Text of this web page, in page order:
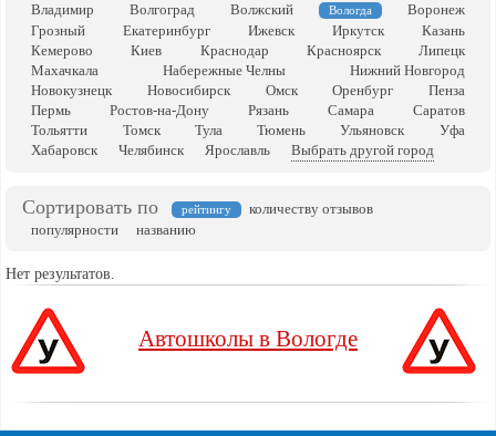
Владимир
Волгоград Волжский Вологда
Воронеж
Грозный
Екатеринбург Ижевск Иркутск
Казань
Кемерово
Киев Краснодар Красноярск
Липецк
Махачкала
Набережные Челны
Нижний Новгород
Новокузнецк
Новосибирск Омск Оренбург
Пенза
Пермь
Ростов-на-Дону Рязань Самара
Саратов
Тольятти
Томск Тула Тюмень Ульяновск
Уфа
Хабаровск
Челябинск Ярославль Выбрать другой город
Сортировать по рейтингу
количеству отзывов
популярности
названию
Нет результатов.
Автошколы в Вологде